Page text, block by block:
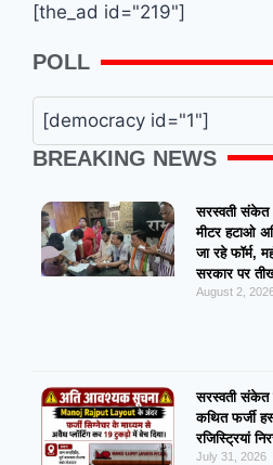
[the_ad id="219"]
POLL
[democracy id="1"]
BREAKING NEWS
सरस्वती संकेत
मीटर हटाओ
जा रहे फॉर्म,
सरकार पर
August 2,
सरस्वती संकेत
कथित फर्जी
रजिस्ट्रियां
July 31, 2026